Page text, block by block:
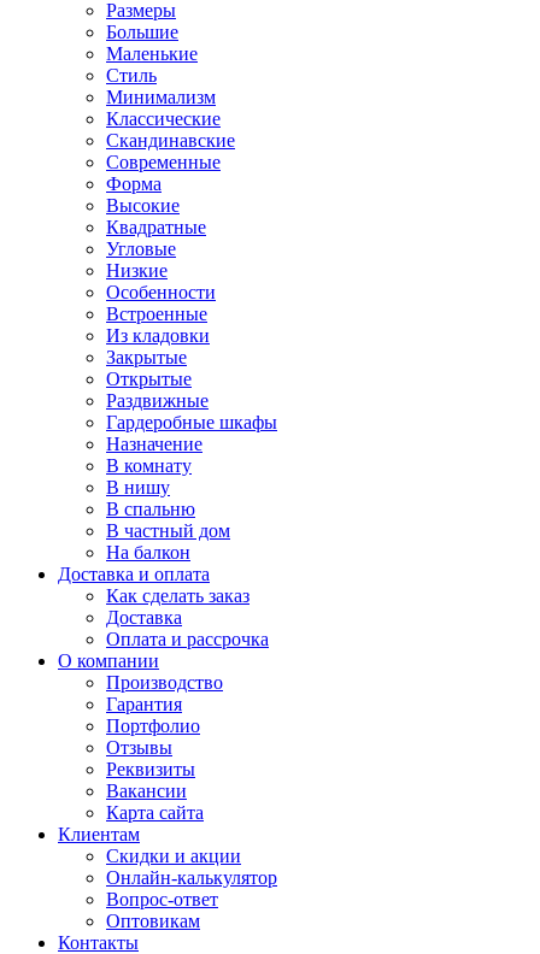
Размеры
Большие
Маленькие
Стиль
Минимализм
Классические
Скандинавские
Современные
Форма
Высокие
Квадратные
Угловые
Низкие
Особенности
Встроенные
Из кладовки
Закрытые
Открытые
Раздвижные
Гардеробные шкафы
Назначение
В комнату
В нишу
В спальню
В частный дом
На балкон
Доставка и оплата
Как сделать заказ
Доставка
Оплата и рассрочка
О компании
Производство
Гарантия
Портфолио
Отзывы
Реквизиты
Вакансии
Карта сайта
Клиентам
Скидки и акции
Онлайн-калькулятор
Вопрос-ответ
Оптовикам
Контакты